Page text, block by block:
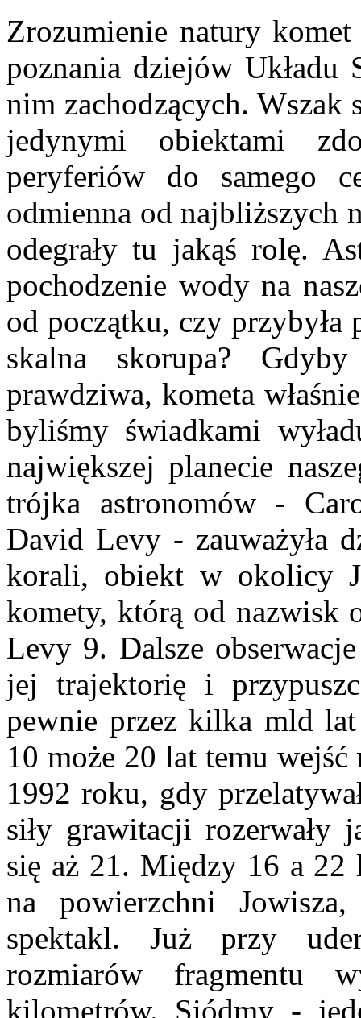
Zrozumienie natury
poznania dziejów Układu
nim zachodzących. Wszak
jedynymi obiektami
peryferiów do samego
odmienna od najbliższych
odegrały tu jakąś rolę.
pochodzenie wody na
od początku, czy przybyła
skalna skorupa?
prawdziwa, kometa
byliśmy świadkami
największej planecie
trójka astronomów -
David Levy - zauważyła
korali, obiekt w okolicy
komety, którą od nazwisk
Levy 9. Dalsze
jej trajektorię i
pewnie przez kilka mld
10 może 20 lat temu
1992 roku, gdy
siły grawitacji rozerwały
się aż 21. Między 16 a 22
na powierzchni Jowisza,
spektakl. Już przy
rozmiarów fragmentu
kilometrów. Siódmy -